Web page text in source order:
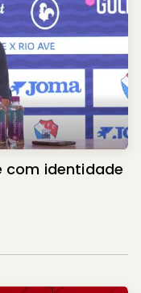
com identidade